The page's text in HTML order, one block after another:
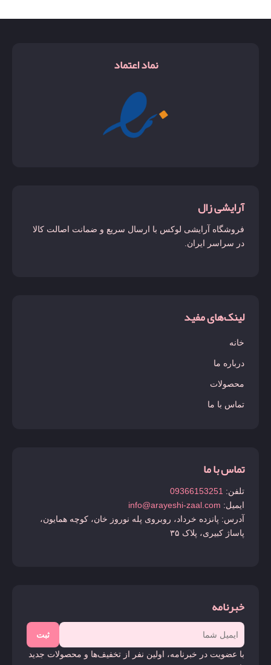
نماد اعتماد
آرایشی زال
فروشگاه آرایشی لوکس با ارسال سریع و ضمانت اصالت کالا
در سراسر ایران.
لینک‌های مفید
خانه
درباره ما
محصولات
تماس با ما
تماس با ما
تلفن: 09366153251
ایمیل: info@arayeshi-zaal.com
آدرس: پانزده خرداد، روبروی پله نوروز خان، کوچه همایون،
پاساژ کبیری، پلاک ۳۵
خبرنامه
ثبت
با عضویت در خبرنامه، اولین نفر از تخفیف‌ها و محصولات جدید